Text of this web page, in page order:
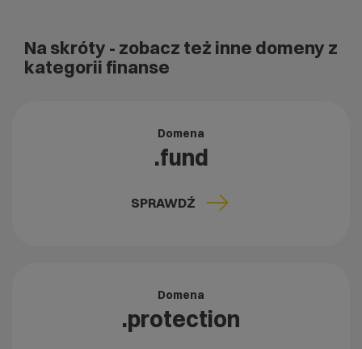
Na skróty - zobacz też inne domeny z
kategorii finanse
Domena
.fund
SPRAWDŹ
Domena
.protection